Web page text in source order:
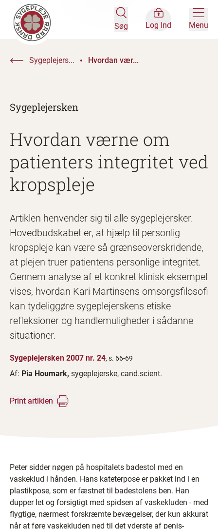
Søg Log Ind Menu
Sygeplejers... Hvordan vær...
Sygeplejersken
Hvordan værne om
patienters integritet ved
kropspleje
Artiklen henvender sig til alle sygeplejersker.
Hovedbudskabet er, at hjælp til personlig
kropspleje kan være så grænseoverskridende,
at plejen truer patientens personlige integritet.
Gennem analyse af et konkret klinisk eksempel
vises, hvordan Kari Martinsens omsorgsfilosofi
kan tydeliggøre sygeplejerskens etiske
refleksioner og handlemuligheder i sådanne
situationer.
Sygeplejersken 2007 nr. 24, s. 66-69
Af: Pia Houmark, sygeplejerske, cand.scient.
Print artiklen
Peter sidder nøgen på hospitalets badestol med en
vaskeklud i hånden. Hans kateterpose er pakket ind i en
plastikpose, som er fæstnet til badestolens ben. Han
dupper let og forsigtigt med spidsen af vaskekluden - med
flygtige, nærmest forskræmte bevægelser, der kun akkurat
når at føre vaskekluden ned til det yderste af penis-